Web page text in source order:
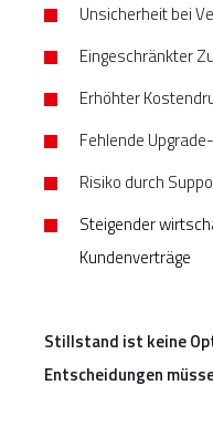
Unsicherheit bei
Eingeschränkter
Erhöhter
Fehlende
Risiko durch
Steigender
Kundenverträge
Stillstand ist keine
Entscheidungen